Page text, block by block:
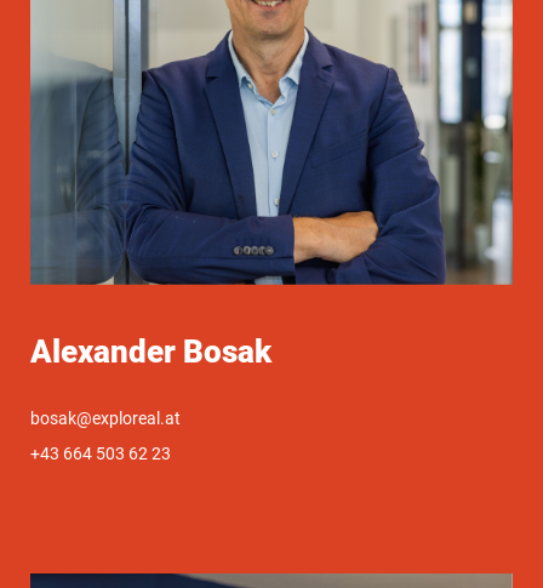
Alexander Bosak
bosak@exploreal.at
+43 664 503 62 23